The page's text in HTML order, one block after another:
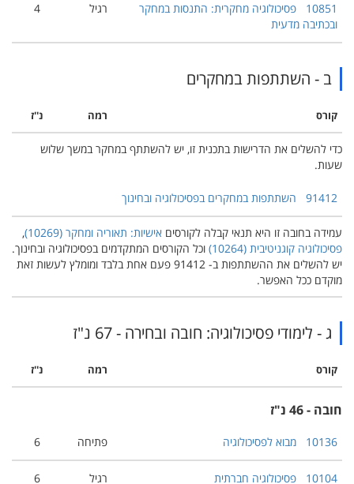
10851 פסיכולוגיה מחקרית: התנסות במחקר
ובכתיבה מדעית
רגיל 4
ב - השתתפות במחקרים
קורס רמה נ''ז
כדי להשלים את הדרישות בתכנית זו, יש להשתתף במחקר במשך שלוש
שעות.
91412 השתתפות במחקרים בפסיכולוגיה ובחינוך
עמידה בחובה זו היא תנאי קבלה לקורסים אישיות: תאוריה ומחקר (‏10269‎)‏
,
פסיכולוגיה קוגניטיבית (‏10264‎)
‏ וכל הקורסים המתקדמים בפסיכולוגיה ובחינוך.
יש להשלים את ההשתתפות ב- 91412 פעם אחת בלבד ומומלץ לעשות זאת
מוקדם ככל האפשר.
ג - לימודי פסיכולוגיה: חובה ובחירה - 67 נ"ז
קורס רמה נ''ז
חובה - 46 נ"ז
10136 מבוא לפסיכולוגיה פתיחה 6
10104 פסיכולוגיה חברתית רגיל 6